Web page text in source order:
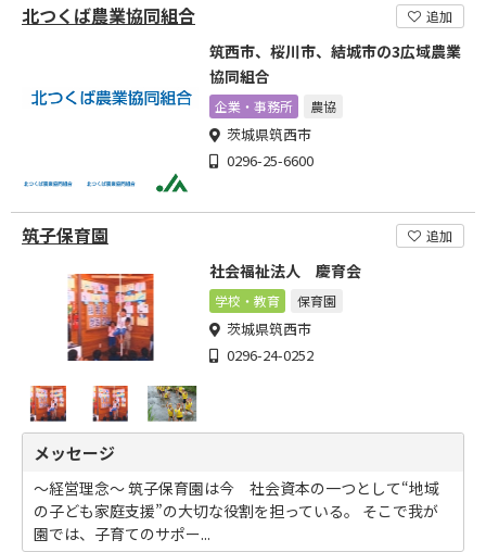
北つくば農業協同組合 追加
筑西市、桜川市、結城市の3広域農業
協同組合
企業・事務所 農協
茨城県筑西市
0296-25-6600
筑子保育園 追加
社会福祉法人 慶育会
学校・教育 保育園
茨城県筑西市
0296-24-0252
メッセージ
～経営理念～ 筑子保育園は今 社会資本の一つとして“地域
の子ども家庭支援”の大切な役割を担っている。 そこで我が
園では、子育てのサポー...